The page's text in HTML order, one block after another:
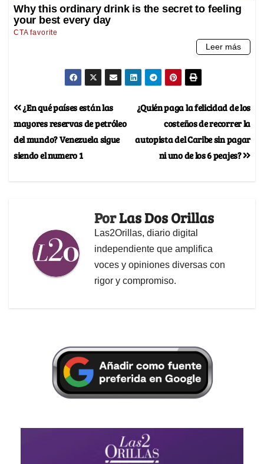
¿Quién paga la felicidad de los
costeños de recorrer la
autopista del Caribe sin pagar
ni uno de los 6 peajes?
¿En qué países están las
mayores reservas de petróleo
del mundo? Venezuela sigue
siendo el numero 1
PorLas Dos Orillas
Las2Orillas, diario digital
independiente que amplifica
voces y opiniones diversas con
rigor y compromiso.